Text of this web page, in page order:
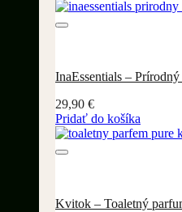
InaEssentials –
29,90 €
Pridať do košíka
Kvitok – Toaletný